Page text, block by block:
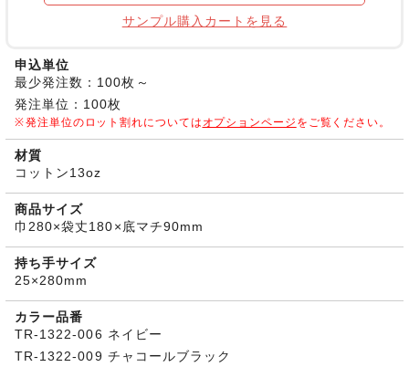
サンプル購入カートを見る
申込単位
最少発注数：100枚～
発注単位：100枚
発注単位のロット割れについては オプションページ をご覧ください。
材質
コットン13oz
商品サイズ
巾280×袋丈180×底マチ90mm
持ち手サイズ
25×280mm
カラー品番
TR-1322-006 ネイビー
TR-1322-009 チャコールブラック